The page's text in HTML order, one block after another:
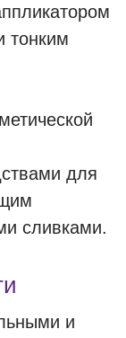
тонким
для
сливками.
и